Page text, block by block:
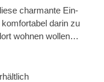
charmante Ein-
darin zu
wohnen wollen
gemütlich
sich
und